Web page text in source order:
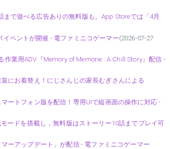
で遊べる広告ありの無料版も。App Storeでは「4月
ベントが開催 - 電ファミニコゲーマー(2026-07-27
作業用ADV『Memory of Memorie : A Chill Story』配信 -
にお着替え！にじさんじの家長むぎさんによる
ートフォン版を配信！専用UIで縦画面の操作に対応 -
ードを搭載し，無料版はストーリー10話までプレイ可
ーアップデート」が配信 - 電ファミニコゲーマー